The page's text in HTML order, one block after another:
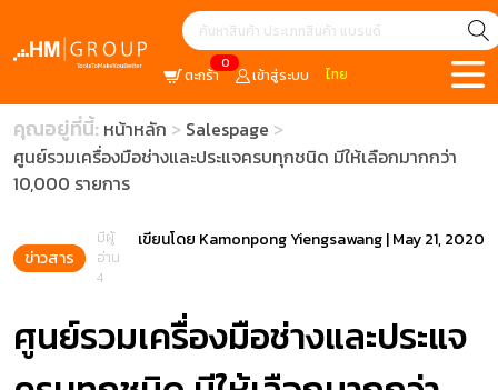
0
ตะกร้า เข้าสู่ระบบ ไทย
คุณอยู่ที่นี้: หน้าหลัก
Salespage
ศูนย์รวมเครื่องมือช่างและประแจครบทุกชนิด มีให้เลือกมากกว่า
10,000 รายการ
ข่าวสาร
มีผู้
อ่าน
4
เขียนโดย Kamonpong Yiengsawang|May 21, 2020
ศูนย์รวมเครื่องมือช่างและประแจ